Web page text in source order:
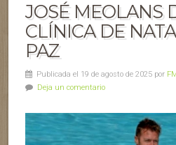
JOSÉ MEOLANS
CLÍNICA DE
PAZ
Publicada el 19 de agosto de 2025 por
Deja un comentario